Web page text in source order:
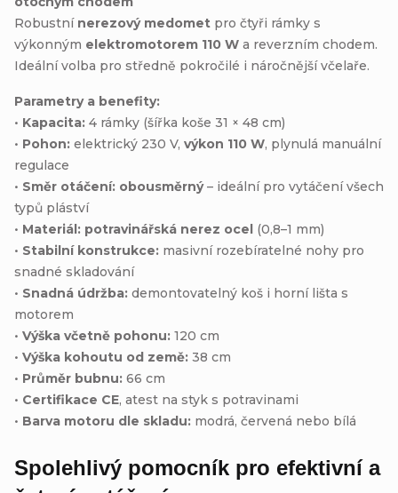
Robustní nerezový medomet pro čtyři rámky s
výkonným elektromotorem 110 W a reverzním chodem.
Ideální volba pro středně pokročilé i náročnější včelaře.
Parametry a benefity:
• Kapacita: 4 rámky (šířka koše 31 × 48 cm)
• Pohon: elektrický 230 V, výkon 110 W, plynulá manuální
regulace
• Směr otáčení: obousměrný– ideální pro vytáčení všech
typů pláství
• Materiál: potravinářská nerez ocel (0,8–1 mm)
• Stabilní konstrukce: masivní rozebíratelné nohy pro
snadné skladování
• Snadná údržba: demontovatelný koš i horní lišta s
motorem
• Výška včetně pohonu: 120 cm
• Výška kohoutu od země: 38 cm
• Průměr bubnu: 66 cm
• Certifikace CE, atest na styk s potravinami
• Barva motoru dle skladu: modrá, červená nebo bílá
Spolehlivý pomocník pro efektivní a